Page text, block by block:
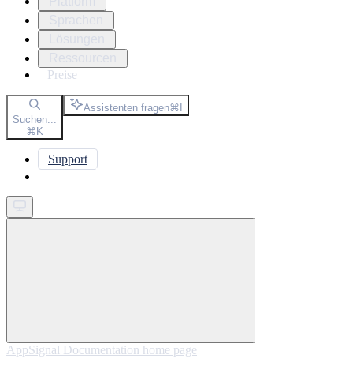
Preise
Suchen...
⌘K
Assistenten fragen⌘I
Support
AppSignal Documentation home page